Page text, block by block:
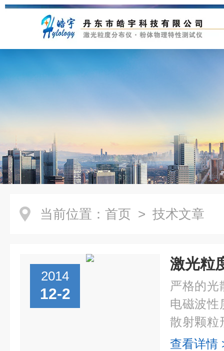
当前位置： 首页 > 技术文章
2014
12-2
激光粒
严格的光
电磁波性
散射颗粒
以得到各
查看详情